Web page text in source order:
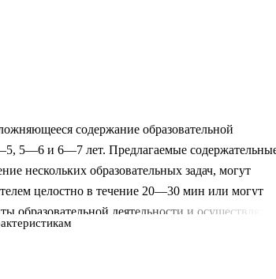
содержание образовательной
5—6 и 6—7 лет. Предлагаемые
нескольких образовательных задач, могут
целостно в течение 20—30 мин или могут
образовательной деятельности и
при необходимости повторяться
образом модифицироваться и дополняться с